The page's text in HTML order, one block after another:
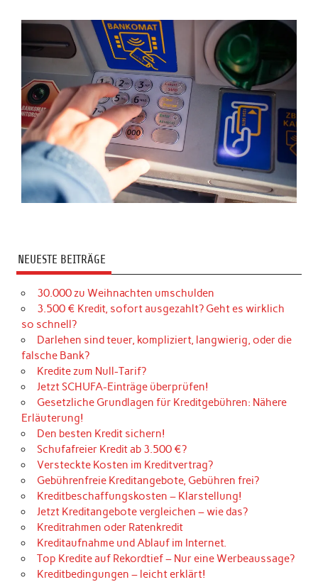
NEUESTE BEITRÄGE
30.000 zu Weihnachten umschulden
3.500 € Kredit, sofort ausgezahlt? Geht es wirklich
so schnell?
Darlehen sind teuer, kompliziert, langwierig, oder die
falsche Bank?
Kredite zum Null-Tarif?
Jetzt SCHUFA-Einträge überprüfen!
Gesetzliche Grundlagen für Kreditgebühren: Nähere
Erläuterung!
Den besten Kredit sichern!
Schufafreier Kredit ab 3.500 €?
Versteckte Kosten im Kreditvertrag?
Gebührenfreie Kreditangebote, Gebühren frei?
Kreditbeschaffungskosten – Klarstellung!
Jetzt Kreditangebote vergleichen – wie das?
Kreditrahmen oder Ratenkredit
Kreditaufnahme und Ablauf im Internet.
Top Kredite auf Rekordtief – Nur eine Werbeaussage?
Kreditbedingungen – leicht erklärt!